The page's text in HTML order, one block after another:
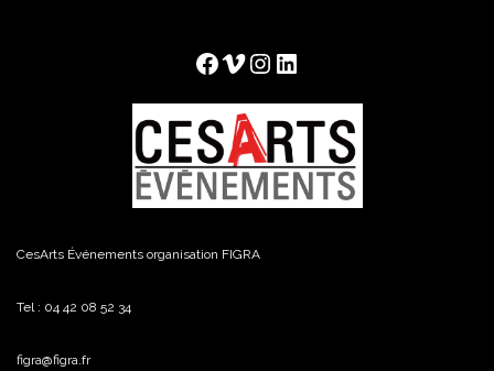
Facebook
Vimeo
Instagram
LinkedIn
CesArts Événements organisation FIGRA
Tel : 04 42 08 52 34
figra@figra.fr